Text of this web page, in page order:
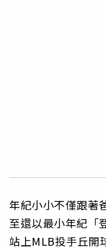
年紀小小不僅跟著
至還以最小年紀「
站上MLB投手丘開